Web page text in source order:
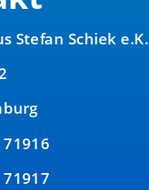
Stefan Schiek e.K.
71917